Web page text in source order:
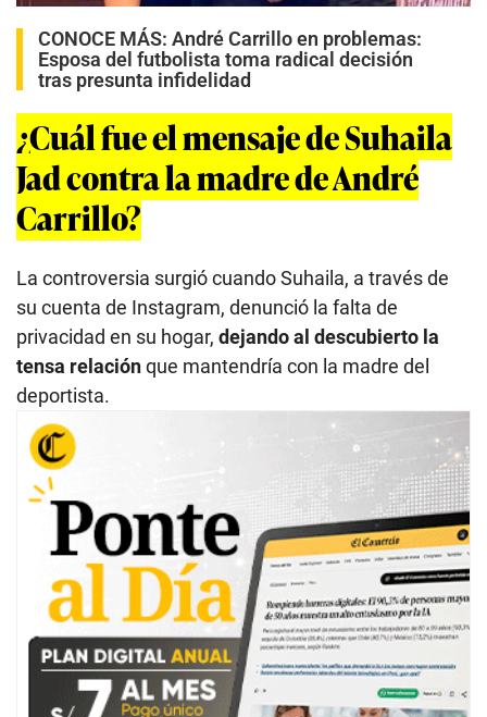
CONOCE MÁS: André Carrillo en problemas:
Esposa del futbolista toma radical decisión
tras presunta infidelidad
¿Cuál fue el mensaje de Suhaila
Jad contra la madre de André
Carrillo?
La controversia surgió cuando Suhaila, a través de
su cuenta de Instagram, denunció la falta de
privacidad en su hogar, dejando al descubierto la
tensa relaciónque mantendría con la madre del
deportista.